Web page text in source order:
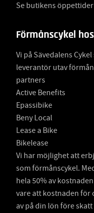
Se butikens öppettider
Förmånscykel
Vi på Sävedalens
leverantör utav
partners
Active Benefits
Epassibike
Beny Local
Lease a Bike
Bikelease
Vi har möjlighet att
som förmånscykel.
hela 50% av
vare att kostnaden för
av på din lön före